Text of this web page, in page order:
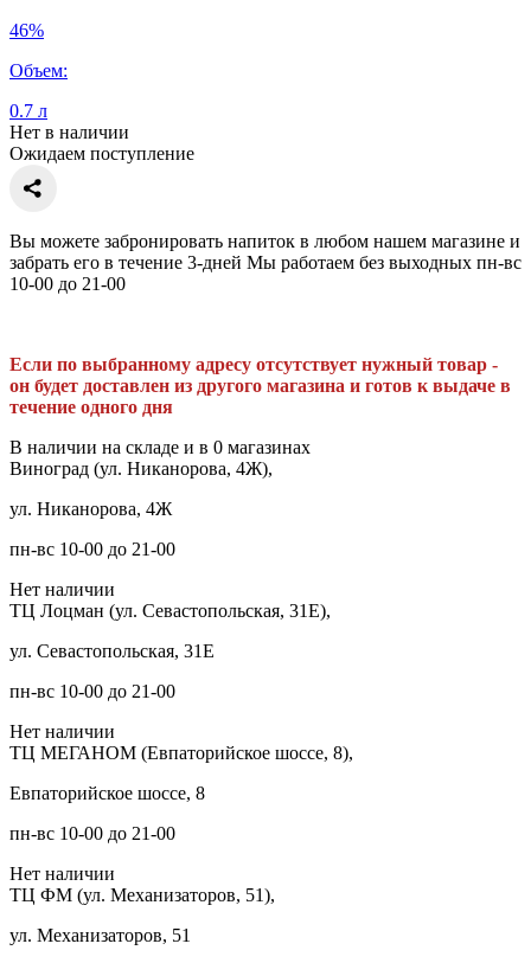
46%
Объем:
0.7 л
Нет в наличии
Ожидаем поступление
Вы можете забронировать напиток в любом нашем магазине и
забрать его в течение 3-дней Мы работаем без выходных пн-вс
10-00 до 21-00
Если по выбранному адресу отсутствует нужный товар -
он будет доставлен из другого магазина и готов к выдаче в
течение одного дня
В наличии на складе и в 0 магазинах
Виноград (ул. Никанорова, 4Ж),
ул. Никанорова, 4Ж
пн-вс 10-00 до 21-00
Нет наличии
ТЦ Лоцман (ул. Севастопольская, 31Е),
ул. Севастопольская, 31Е
пн-вс 10-00 до 21-00
Нет наличии
ТЦ МЕГАНОМ (Евпаторийское шоссе, 8),
Евпаторийское шоссе, 8
пн-вс 10-00 до 21-00
Нет наличии
ТЦ ФМ (ул. Механизаторов, 51),
ул. Механизаторов, 51